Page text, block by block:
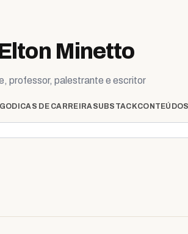
Minetto
professor, palestrante e escritor
DICAS DE CARREIRASUBSTACKCONTEÚDOS